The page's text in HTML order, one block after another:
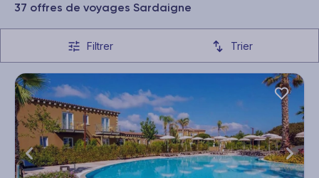
37 offres de voyages Sardaigne
Filtrer Trier